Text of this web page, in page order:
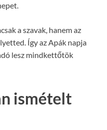
a szavak, hanem az
Így az Apák napja
lesz mindkettőtök
ismételt